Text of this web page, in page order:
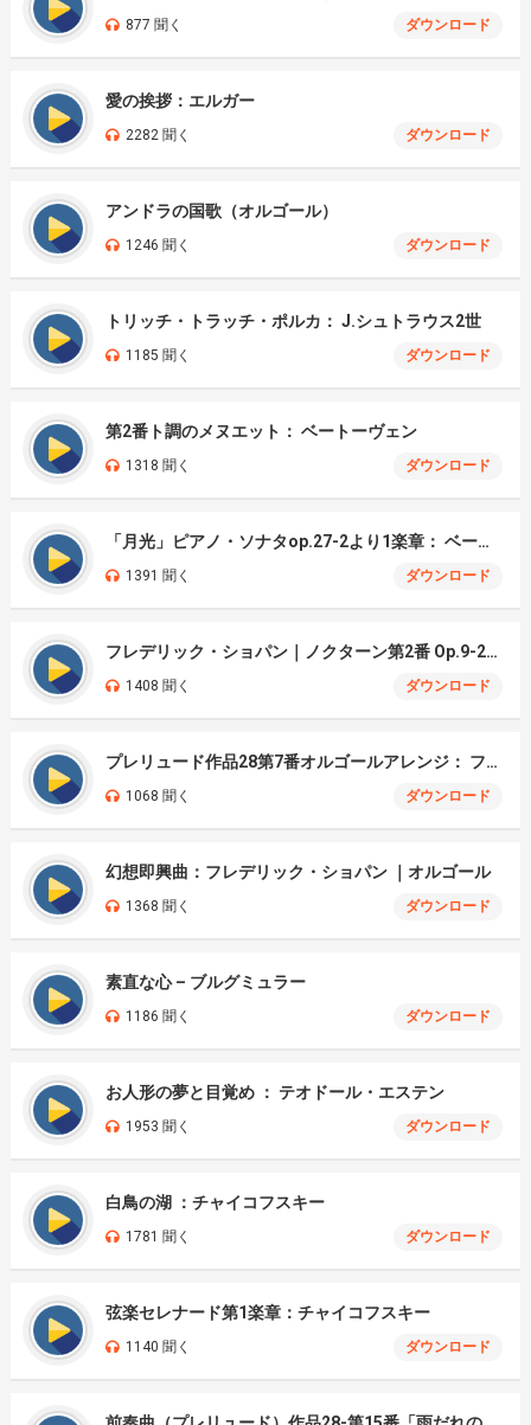
877 聞く ダウンロード
愛の挨拶：エルガー
2282 聞く ダウンロード
アンドラの国歌（オルゴール）
1246 聞く ダウンロード
トリッチ・トラッチ・ポルカ： J.シュトラウス2世
1185 聞く ダウンロード
第2番ト調のメヌエット： ベートーヴェン
1318 聞く ダウンロード
「月光」ピアノ・ソナタop.27-2より1楽章： ベートーヴェン
1391 聞く ダウンロード
フレデリック・ショパン｜ノクターン第2番 Op.9-2｜オルゴール
1408 聞く ダウンロード
プレリュード作品28第7番オルゴールアレンジ： フレデリック・ショパン
1068 聞く ダウンロード
幻想即興曲：フレデリック・ショパン ｜オルゴール
1368 聞く ダウンロード
素直な心 – ブルグミュラー
1186 聞く ダウンロード
お人形の夢と目覚め ： テオドール・エステン
1953 聞く ダウンロード
白鳥の湖 ：チャイコフスキー
1781 聞く ダウンロード
弦楽セレナード第1楽章：チャイコフスキー
1140 聞く ダウンロード